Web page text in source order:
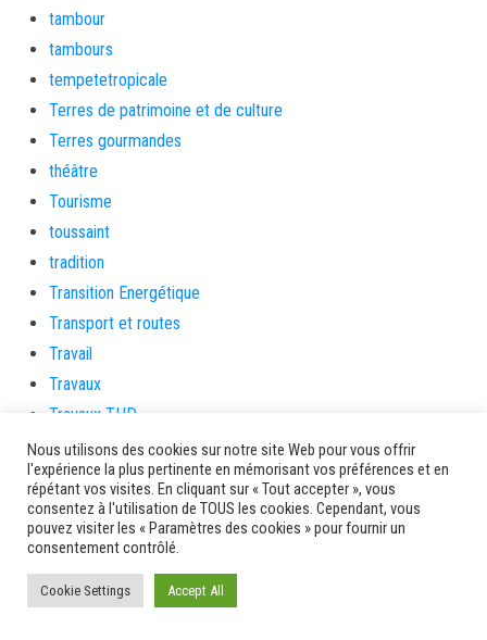
tambour
tambours
tempetetropicale
Terres de patrimoine et de culture
Terres gourmandes
théâtre
Tourisme
toussaint
tradition
Transition Energétique
Transport et routes
Travail
Travaux
Travaux THD
travaux utiles
TSUNAMI
TZCLD
uncategorized
Video
Nous utilisons des cookies sur notre site Web pour vous offrir
l'expérience la plus pertinente en mémorisant vos préférences et en
répétant vos visites. En cliquant sur « Tout accepter », vous
consentez à l'utilisation de TOUS les cookies. Cependant, vous
pouvez visiter les « Paramètres des cookies » pour fournir un
consentement contrôlé.
Cookie Settings Accept All